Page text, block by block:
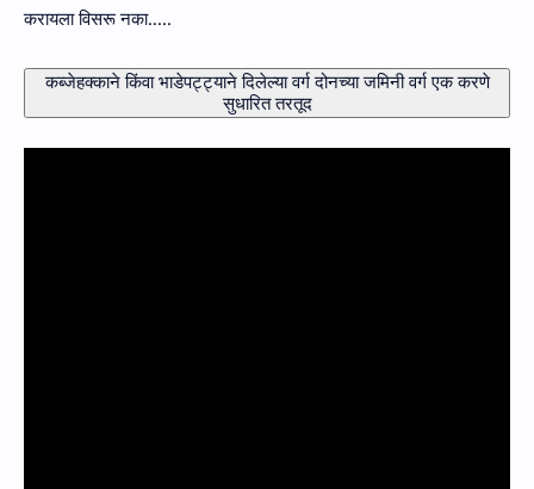
करायला विसरू नका.....
कब्जेहक्काने किंवा भाडेपट्ट्याने दिलेल्या वर्ग दोनच्या जमिनी वर्ग एक करणे
सुधारित तरतूद